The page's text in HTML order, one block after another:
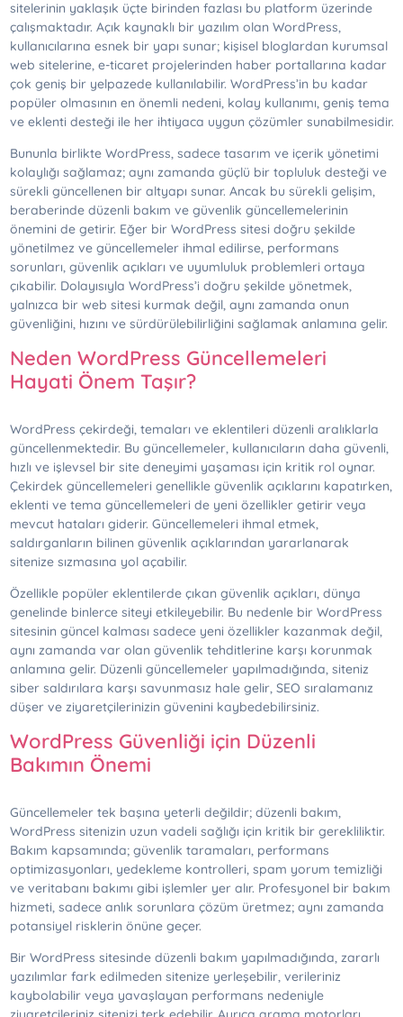
sitelerinin yaklaşık üçte birinden fazlası bu platform üzerinde
çalışmaktadır. Açık kaynaklı bir yazılım olan WordPress,
kullanıcılarına esnek bir yapı sunar; kişisel bloglardan kurumsal
web sitelerine, e-ticaret projelerinden haber portallarına kadar
çok geniş bir yelpazede kullanılabilir. WordPress’in bu kadar
popüler olmasının en önemli nedeni, kolay kullanımı, geniş tema
ve eklenti desteği ile her ihtiyaca uygun çözümler sunabilmesidir.
Bununla birlikte WordPress, sadece tasarım ve içerik yönetimi
kolaylığı sağlamaz; aynı zamanda güçlü bir topluluk desteği ve
sürekli güncellenen bir altyapı sunar. Ancak bu sürekli gelişim,
beraberinde düzenli bakım ve güvenlik güncellemelerinin
önemini de getirir. Eğer bir WordPress sitesi doğru şekilde
yönetilmez ve güncellemeler ihmal edilirse, performans
sorunları, güvenlik açıkları ve uyumluluk problemleri ortaya
çıkabilir. Dolayısıyla WordPress’i doğru şekilde yönetmek,
yalnızca bir web sitesi kurmak değil, aynı zamanda onun
güvenliğini, hızını ve sürdürülebilirliğini sağlamak anlamına gelir.
Neden WordPress Güncellemeleri
Hayati Önem Taşır?
WordPress çekirdeği, temaları ve eklentileri düzenli aralıklarla
güncellenmektedir. Bu güncellemeler, kullanıcıların daha güvenli,
hızlı ve işlevsel bir site deneyimi yaşaması için kritik rol oynar.
Çekirdek güncellemeleri genellikle güvenlik açıklarını kapatırken,
eklenti ve tema güncellemeleri de yeni özellikler getirir veya
mevcut hataları giderir. Güncellemeleri ihmal etmek,
saldırganların bilinen güvenlik açıklarından yararlanarak
sitenize sızmasına yol açabilir.
Özellikle popüler eklentilerde çıkan güvenlik açıkları, dünya
genelinde binlerce siteyi etkileyebilir. Bu nedenle bir WordPress
sitesinin güncel kalması sadece yeni özellikler kazanmak değil,
aynı zamanda var olan güvenlik tehditlerine karşı korunmak
anlamına gelir. Düzenli güncellemeler yapılmadığında, siteniz
siber saldırılara karşı savunmasız hale gelir, SEO sıralamanız
düşer ve ziyaretçilerinizin güvenini kaybedebilirsiniz.
WordPress Güvenliği için Düzenli
Bakımın Önemi
Güncellemeler tek başına yeterli değildir; düzenli bakım,
WordPress sitenizin uzun vadeli sağlığı için kritik bir gerekliliktir.
Bakım kapsamında; güvenlik taramaları, performans
optimizasyonları, yedekleme kontrolleri, spam yorum temizliği
ve veritabanı bakımı gibi işlemler yer alır. Profesyonel bir bakım
hizmeti, sadece anlık sorunlara çözüm üretmez; aynı zamanda
potansiyel risklerin önüne geçer.
Bir WordPress sitesinde düzenli bakım yapılmadığında, zararlı
yazılımlar fark edilmeden sitenize yerleşebilir, verileriniz
kaybolabilir veya yavaşlayan performans nedeniyle